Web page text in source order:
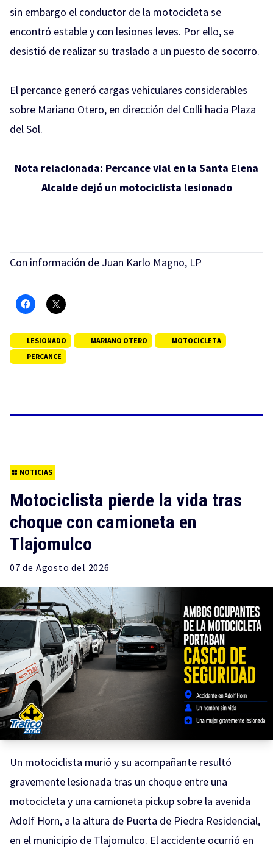
sin embargo el conductor de la motocicleta se
encontró estable y con lesiones leves. Por ello, se
desistió de realizar su traslado a un puesto de socorro.
El percance generó cargas vehiculares considerables
sobre Mariano Otero, en dirección del Colli hacia Plaza
del Sol.
Nota relacionada: Percance vial en la Santa Elena
Alcalde dejó un motociclista lesionado
Con información de Juan Karlo Magno, LP
LESIONADO MARIANO OTERO
MOTOCICLETA
PERCANCE
NOTICIAS
Motociclista pierde la vida tras
choque con camioneta en
Tlajomulco
07 de Agosto del 2026
Un motociclista murió y su acompañante resultó
gravemente lesionada tras un choque entre una
motocicleta y una camioneta pickup sobre la avenida
Adolf Horn, a la altura de Puerta de Piedra Residencial,
en el municipio de Tlajomulco. El accidente ocurrió en